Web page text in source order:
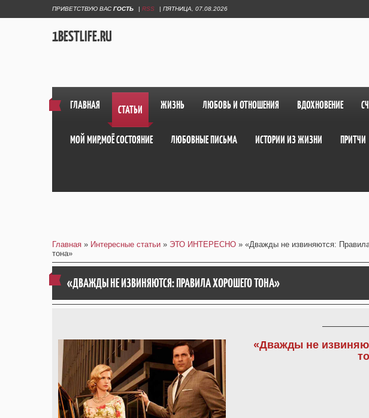
ПРИВЕТСТВУЮ ВАС ГОСТЬ | RSS | ПЯТНИЦА, 07.08.2026
1BESTLIFE.RU
ГЛАВНАЯ СТАТЬИ ЖИЗНЬ ЛЮБОВЬ И ОТНОШЕНИЯ ВДОХНОВЕНИЕ
МОЙ МИР,МОЁ СОСТОЯНИЕ ЛЮБОВНЫЕ ПИСЬМА ИСТОРИИ ИЗ ЖИЗНИ ПРИТЧИ
Главная » Интересные статьи » ЭТО ИНТЕРЕСНО » «Дважды не извиняются:
тона»
«ДВАЖДЫ НЕ ИЗВИНЯЮТСЯ: ПРАВИЛА ХОРОШЕГО ТОНА»
«Дважды не